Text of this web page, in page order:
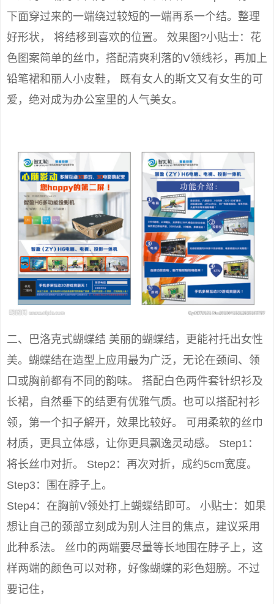
下面穿过来的一端绕过较短的一端再系一个结。整理
好形状， 将结移到喜欢的位置。 效果图?小贴士：花
色图案简单的丝巾，搭配清爽利落的V领线衫，再加上
铅笔裙和丽人小皮鞋， 既有女人的斯文又有女生的可
爱，绝对成为办公室里的人气美女。
二、巴洛克式蝴蝶结 美丽的蝴蝶结，更能衬托出女性
美。蝴蝶结在造型上应用最为广泛，无论在颈间、领
口或胸前都有不同的韵味。 搭配白色两件套针织衫及
长裙，自然垂下的结更有优雅气质。也可以搭配衬衫
领，第一个扣子解开，效果比较好。 可用柔软的丝巾
材质，更具立体感，让你更具飘逸灵动感。 Step1：
将长丝巾对折。 Step2：再次对折，成约5cm宽度。
Step3：围在脖子上。
Step4：在胸前V领处打上蝴蝶结即可。 小贴士：如果
想让自己的颈部立刻成为别人注目的焦点，建议采用
此种系法。 丝巾的两端要尽量等长地围在脖子上，这
样两端的颜色可以对称，好像蝴蝶的彩色翅膀。不过
要记住，